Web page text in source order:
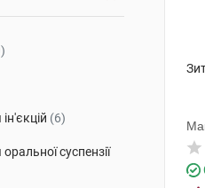
(4)
С.П.А.
(6)
суспензії